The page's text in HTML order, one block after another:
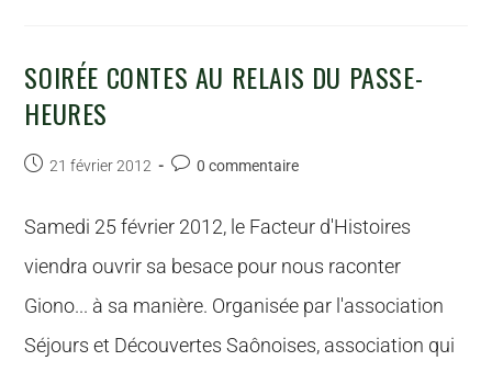
SOIRÉE CONTES AU RELAIS DU PASSE-
HEURES
21 février 2012 0 commentaire
Samedi 25 février 2012, le Facteur d'Histoires
viendra ouvrir sa besace pour nous raconter
Giono... à sa manière. Organisée par l'association
Séjours et Découvertes Saônoises, association qui